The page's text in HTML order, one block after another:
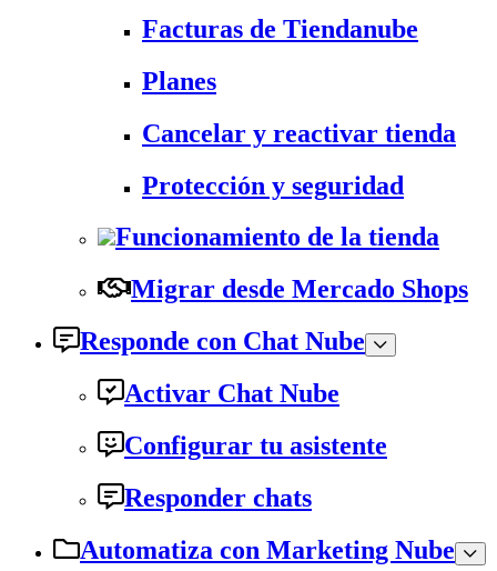
Facturas de Tiendanube
Planes
Cancelar y reactivar tienda
Protección y seguridad
Funcionamiento de la tienda
Migrar desde Mercado Shops
Responde con Chat Nube
Activar Chat Nube
Configurar tu asistente
Responder chats
Automatiza con Marketing Nube